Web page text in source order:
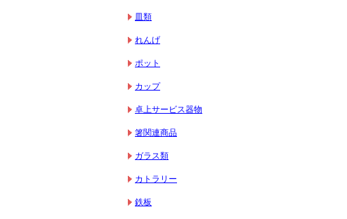
皿類
れんげ
ポット
カップ
卓上サービス器物
箸関連商品
ガラス類
カトラリー
鉄板